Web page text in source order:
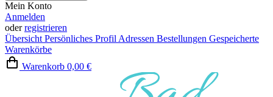
Mein Konto
Anmelden
oderregistrieren
Übersicht Persönliches Profil Adressen Bestellungen Gespeicherte
Warenkörbe
Warenkorb 0,00 €